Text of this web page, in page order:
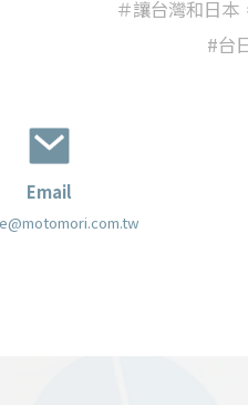
＃讓台灣和日
#台
Email